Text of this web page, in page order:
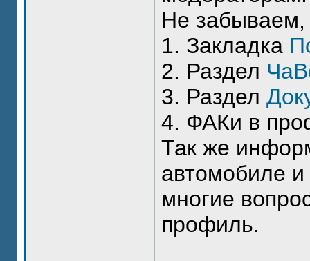
Не забываем,
1. Закладка
2. Раздел
3. Раздел
4. ФАКи в
Так же
автомобиле и
многие
профиль.